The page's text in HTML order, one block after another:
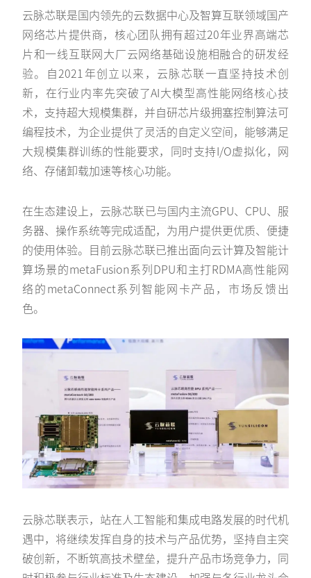
云脉芯联是国内领先的云数据中心及智算互联领域国产
网络芯片提供商，核心团队拥有超过20年业界高端芯
片和一线互联网大厂云网络基础设施相融合的研发经
验。自2021年创立以来，云脉芯联一直坚持技术创
新，在行业内率先突破了AI大模型高性能网络核心技
术，支持超大规模集群，并自研芯片级拥塞控制算法可
编程技术，为企业提供了灵活的自定义空间，能够满足
大规模集群训练的性能要求，同时支持I/O虚拟化，网
络、存储卸载加速等核心功能。
在生态建设上，云脉芯联已与国内主流GPU、CPU、服
务器、操作系统等完成适配，为用户提供更优质、便捷
的使用体验。目前云脉芯联已推出面向云计算及智能计
算场景的metaFusion系列DPU和主打RDMA高性能网
络的metaConnect系列智能网卡产品，市场反馈出
色。
云脉芯联表示，站在人工智能和集成电路发展的时代机
遇中，将继续发挥自身的技术与产品优势，坚持自主突
破创新，不断筑高技术壁垒，提升产品市场竞争力，同